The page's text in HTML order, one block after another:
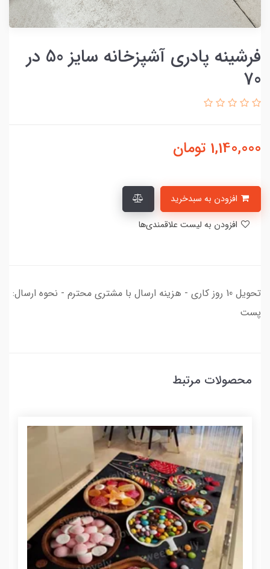
فرشینه پادری آشپزخانه سایز 50 در
70
1,140,000 تومان
تحویل 10 روز کاری - هزینه ارسال با مشتری محترم - نحوه ارسال:
پست
محصولات مرتبط